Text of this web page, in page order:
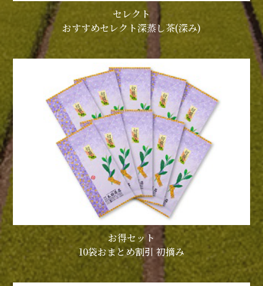
セレクト
おすすめセレクト深蒸し茶(深み)
お得セット
10袋おまとめ割引 初摘み